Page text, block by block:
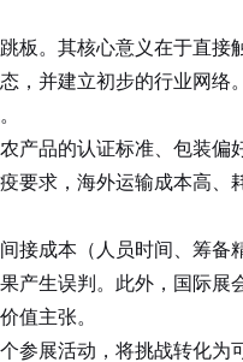
。其核心意义在于直接
并建立初步的行业网络
产品的认证标准、包装
要求，海外运输成本高
成本（人员时间、筹备
生误判。此外，国际
值主张。
展活动，将挑战转化为